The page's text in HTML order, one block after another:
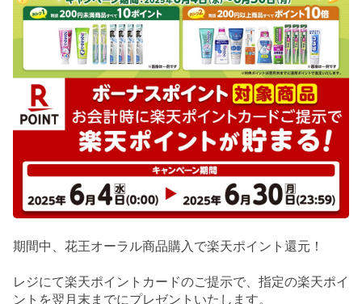
期間中、花王オーラル商品購入で楽天ポイント還元！
レジにて楽天ポイントカードのご提示で、指定の楽天ポイ
ントを翌月末までにプレゼントいたします。